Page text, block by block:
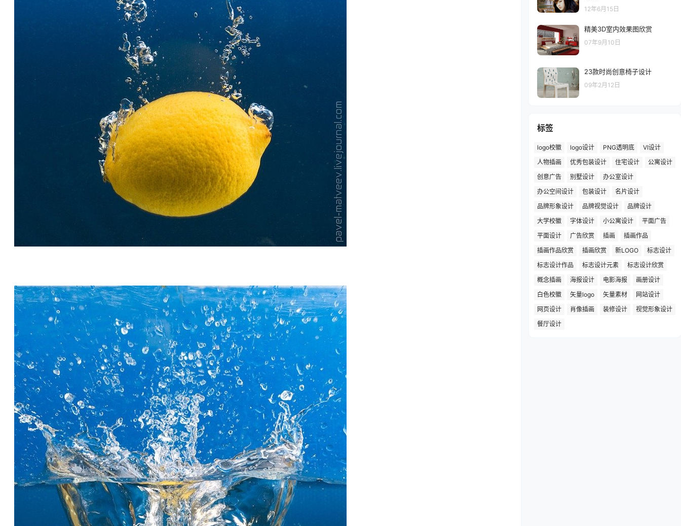
12年6月15日
精美3D室内效果图欣赏
07年9月10日
23款时尚创意椅子设计
09年2月12日
标签
logo校徽 logo设计 PNG透明底
VI设计
人物插画
优秀包装设计 住宅设计
公寓设计
创意广告
别墅设计
办公室设计
办公空间设计
包装设计
名片设计
品牌形象设计
品牌视觉设计
品牌设计
大学校徽
字体设计 小公寓设计
平面广告
平面设计
广告欣赏 插画
插画作品
插画作品欣赏
插画欣赏 新LOGO
标志设计
标志设计作品
标志设计元素
标志设计欣赏
概念插画
海报设计 电影海报
画册设计
白色校徽
矢量logo 矢量素材
网站设计
网页设计
肖像插画 装修设计
视觉形象设计
餐厅设计